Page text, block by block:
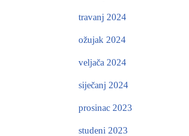
travanj 2024
ožujak 2024
veljača 2024
siječanj 2024
prosinac 2023
studeni 2023